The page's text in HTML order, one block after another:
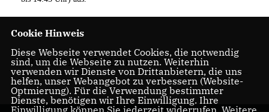
19.04.2016, 15:41 Uhr
Cookie Hinweis
Diese Webseite verwendet Cookies, die notwendig
sind, um die Webseite zu nutzen. Weiterhin
verwenden wir Dienste von Drittanbietern, die uns
helfen, unser Webangebot zu verbessern (Website-
Optmierung). Für die Verwendung bestimmter
Dienste, benötigen wir Ihre Einwilligung. Ihre
Einwilligung können Sie jederzeit widerrufen. Weitere